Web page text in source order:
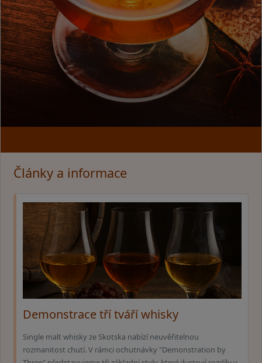
Články a informace
Demonstrace tří tváří whisky
Single malt whisky ze Skotska nabízí neuvěřitelnou
rozmanitost chutí. V rámci ochutnávky "Demonstration by